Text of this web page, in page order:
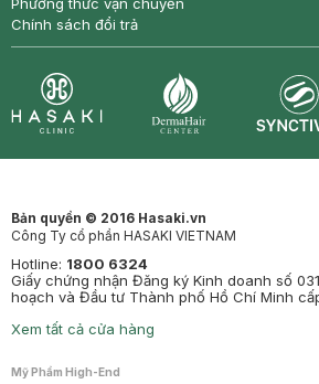
Chính sách đổi trả
Bản quyền © 2016 Hasaki.vn
Công Ty cổ phần HASAKI VIETNAM
Hotline: 1800 6324
Giấy chứng nhận Đăng ký Kinh doanh số
hoạch và Đầu tư Thành phố Hồ Chí Minh
Xem tất cả cửa hàng
Mỹ Phẩm High-End